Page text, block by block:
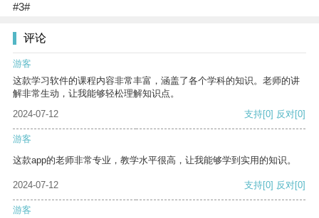
#3#
评论
游客
这款学习软件的课程内容非常丰富，涵盖了各个学科的知识。老师的讲
解非常生动，让我能够轻松理解知识点。
2024-07-12
支持[0] 反对[0]
游客
这款app的老师非常专业，教学水平很高，让我能够学到实用的知识。
2024-07-12 支持[0] 反对[0]
游客